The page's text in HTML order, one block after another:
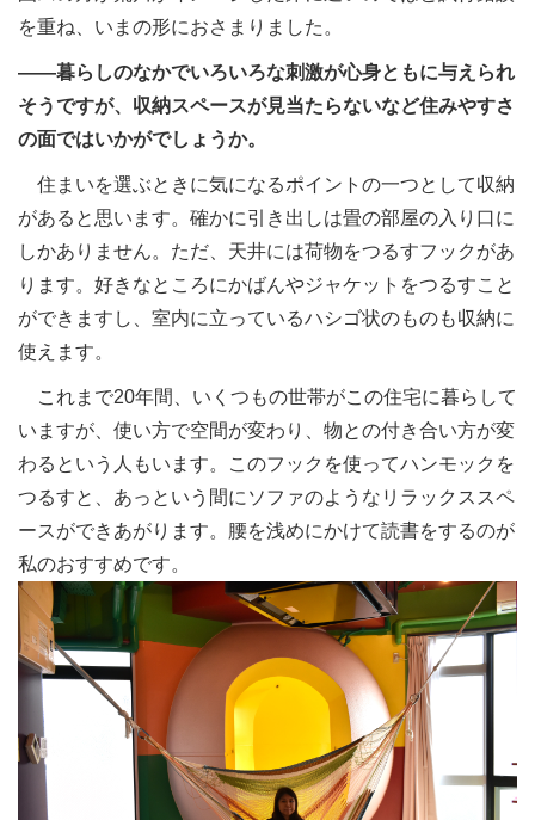
を重ね、いまの形におさまりました。
――暮らしのなかでいろいろな刺激が心身ともに与えられ
そうですが、収納スペースが見当たらないなど住みやすさ
の面ではいかがでしょうか。
住まいを選ぶときに気になるポイントの一つとして収納
があると思います。確かに引き出しは畳の部屋の入り口に
しかありません。ただ、天井には荷物をつるすフックがあ
ります。好きなところにかばんやジャケットをつるすこと
ができますし、室内に立っているハシゴ状のものも収納に
使えます。
これまで20年間、いくつもの世帯がこの住宅に暮らして
いますが、使い方で空間が変わり、物との付き合い方が変
わるという人もいます。このフックを使ってハンモックを
つるすと、あっという間にソファのようなリラックススペ
ースができあがります。腰を浅めにかけて読書をするのが
私のおすすめです。